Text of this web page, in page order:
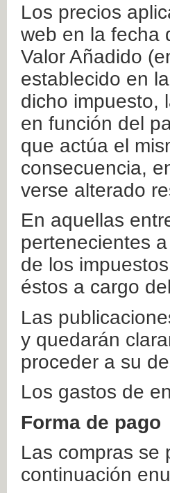
Los precios
web en la fecha
Valor Añadido
establecido en
dicho impuesto,
en función del
que actúa el
consecuencia,
verse alterado
En aquellas
pertenecientes
de los
éstos a cargo
Las
y quedarán
proceder a su
Los gastos de
Forma de pago
Las compras se
continuación